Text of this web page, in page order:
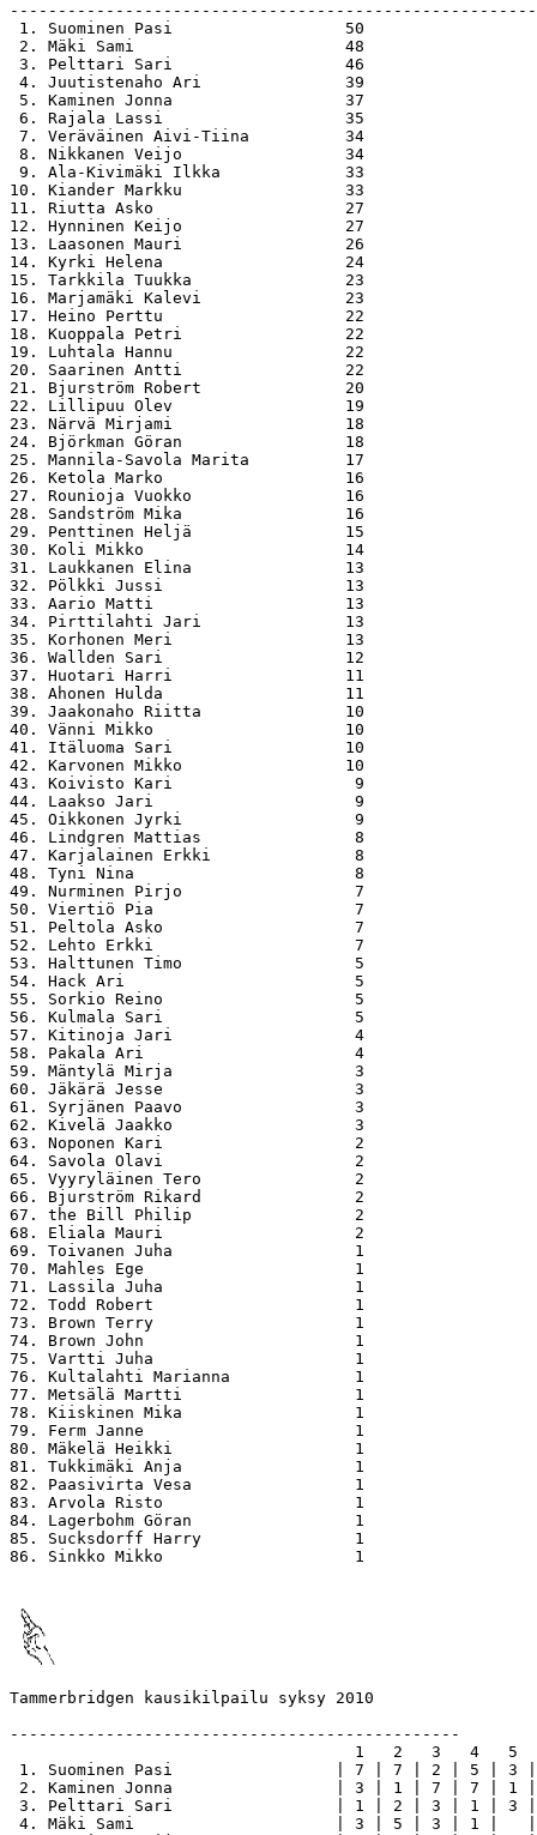
1. Suominen Pasi                  50
2. Mäki Sami                      48
3. Pelttari Sari                  46
4. Juutistenaho Ari               39
5. Kaminen Jonna                  37
6. Rajala Lassi                   35
7. Veräväinen Aivi-Tiina          34
8. Nikkanen Veijo                 34
9. Ala-Kivimäki Ilkka             33
10. Kiander Markku                 33
11. Riutta Asko                    27
12. Hynninen Keijo                 27
13. Laasonen Mauri                 26
14. Kyrki Helena                   24
15. Tarkkila Tuukka                23
16. Marjamäki Kalevi               23
17. Heino Perttu                   22
18. Kuoppala Petri                 22
19. Luhtala Hannu                  22
20. Saarinen Antti                 22
21. Bjurström Robert               20
22. Lillipuu Olev                  19
23. Närvä Mirjami                  18
24. Björkman Göran                 18
25. Mannila-Savola Marita          17
26. Ketola Marko                   16
27. Rounioja Vuokko                16
28. Sandström Mika                 16
29. Penttinen Heljä                15
30. Koli Mikko                     14
31. Laukkanen Elina                13
32. Pölkki Jussi                   13
33. Aario Matti                    13
34. Pirttilahti Jari               13
35. Korhonen Meri                  13
36. Wallden Sari                   12
37. Huotari Harri                  11
38. Ahonen Hulda                   11
39. Jaakonaho Riitta               10
40. Vänni Mikko                    10
41. Itäluoma Sari                  10
42. Karvonen Mikko                 10
43. Koivisto Kari                   9
44. Laakso Jari                     9
45. Oikkonen Jyrki                  9
46. Lindgren Mattias                8
47. Karjalainen Erkki               8
48. Tyni Nina                       8
49. Nurminen Pirjo                  7
50. Viertiö Pia                     7
51. Peltola Asko                    7
52. Lehto Erkki                     7
53. Halttunen Timo                  5
54. Hack Ari                        5
55. Sorkio Reino                    5
56. Kulmala Sari                    5
57. Kitinoja Jari                   4
58. Pakala Ari                      4
59. Mäntylä Mirja                   3
60. Jäkärä Jesse                    3
61. Syrjänen Paavo                  3
62. Kivelä Jaakko                   3
63. Noponen Kari                    2
64. Savola Olavi                    2
65. Vyyryläinen Tero                2
66. Bjurström Rikard                2
67. the Bill Philip                 2
68. Eliala Mauri                    2
69. Toivanen Juha                   1
70. Mahles Ege                      1
71. Lassila Juha                    1
72. Todd Robert                     1
73. Brown Terry                     1
74. Brown John                      1
75. Vartti Juha                     1
76. Kultalahti Marianna             1
77. Metsälä Martti                  1
78. Kiiskinen Mika                  1
79. Ferm Janne                      1
80. Mäkelä Heikki                   1
81. Tukkimäki Anja                  1
82. Paasivirta Vesa                 1
83. Arvola Risto                    1
84. Lagerbohm Göran                 1
85. Sucksdorff Harry                1
86. Sinkko Mikko                    1
Tammerbridgen kausikilpailu syksy 2010
-----------------------------------------------
1   2   3   4   5
1. Suominen Pasi                 | 7 | 7 | 2 | 5 |
2. Kaminen Jonna                 | 3 | 1 | 7 | 7 |
3. Pelttari Sari                 | 1 | 2 | 3 | 1 | 3
4. Mäki Sami                     | 3 | 5 | 3 | 1 |